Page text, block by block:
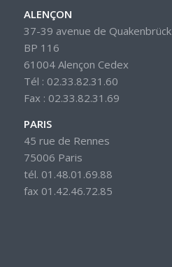
ALENÇON
37-39 avenue de Quakenbrück
BP 116
61004 Alençon Cedex
Tél : 02.33.82.31.60
Fax : 02.33.82.31.69
PARIS
45 rue de Rennes
75006 Paris
tél. 01.48.01.69.88
fax 01.42.46.72.85